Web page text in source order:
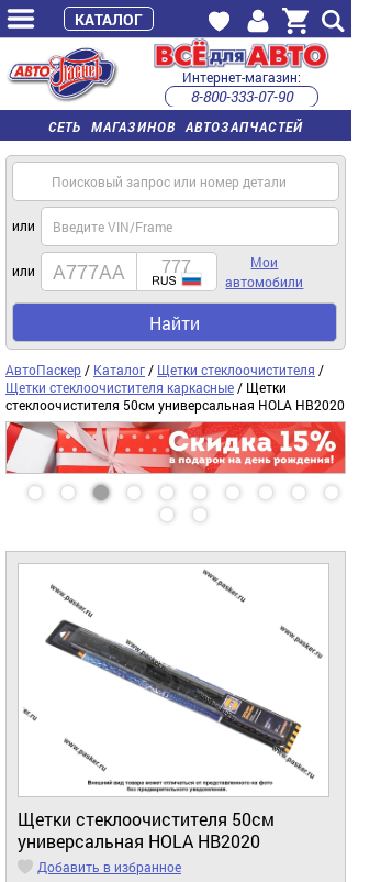
СЕТЬ МАГАЗИНОВ АВТОЗАПЧАСТЕЙ
Интернет-магазин:
8-800-333-07-90
часы работы с 9:00 до 22:00 (пн-пт)
или
или
Мои
автомобили
Найти
АвтоПаскер / Каталог / Щетки стеклоочистителя /
Щетки стеклоочистителя каркасные / Щетки
стеклоочистителя 50см универсальная HOLA HB2020
Щетки стеклоочистителя 50см
универсальная HOLA HB2020
Добавить в избранное
КАТАЛОГ